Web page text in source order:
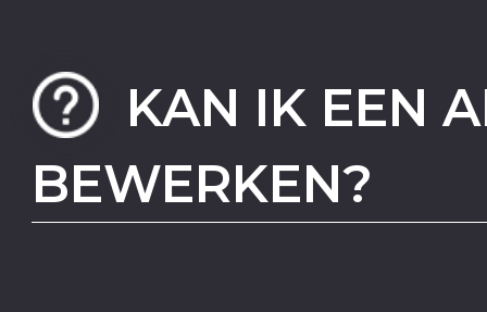
KAN IK EEN
BEWERKEN?